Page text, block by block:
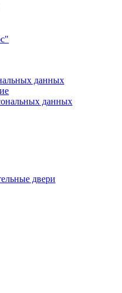
данных
данных
двери